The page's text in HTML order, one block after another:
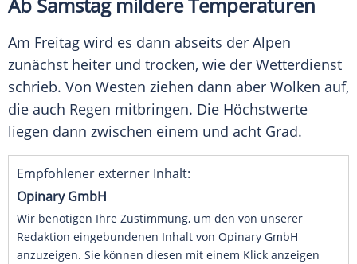
Ab Samstag mildere Temperaturen
Am Freitag wird es dann abseits der Alpen
zunächst heiter und trocken, wie der Wetterdienst
schrieb. Von Westen ziehen dann aber Wolken auf,
die auch Regen mitbringen. Die Höchstwerte
liegen dann zwischen einem und acht Grad.
Empfohlener externer Inhalt:
Opinary GmbH
Wir benötigen Ihre Zustimmung, um den von unserer
Redaktion eingebundenen Inhalt von Opinary GmbH
anzuzeigen. Sie können diesen mit einem Klick anzeigen